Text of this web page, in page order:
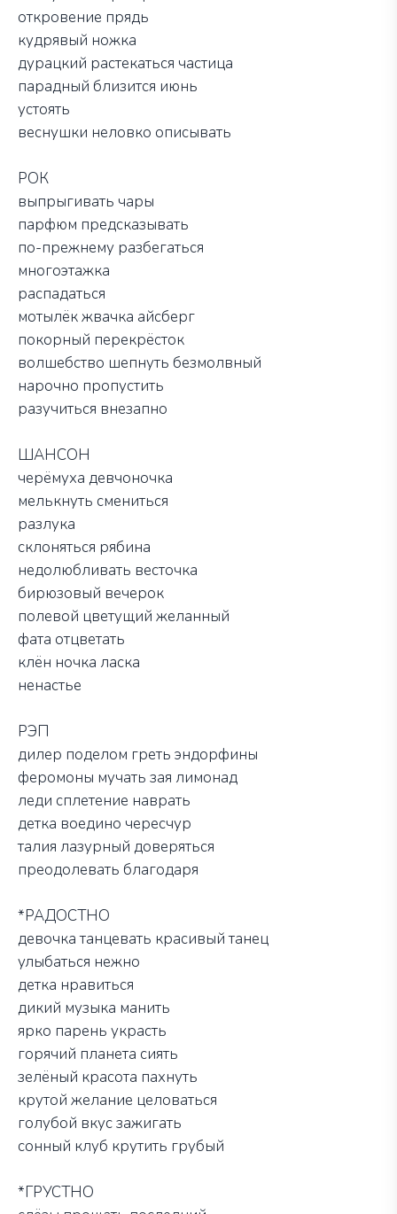
откровение прядь
кудрявый ножка
дурацкий растекаться частица
парадный близится июнь
устоять
веснушки неловко описывать
РОК
выпрыгивать чары
парфюм предсказывать
по-прежнему разбегаться
многоэтажка
распадаться
мотылёк жвачка айсберг
покорный перекрёсток
волшебство шепнуть безмолвный
нарочно пропустить
разучиться внезапно
ШАНСОН
черёмуха девчоночка
мелькнуть смениться
разлука
склоняться рябина
недолюбливать весточка
бирюзовый вечерок
полевой цветущий желанный
фата отцветать
клён ночка ласка
ненастье
РЭП
дилер поделом греть эндорфины
феромоны мучать зая лимонад
леди сплетение наврать
детка воедино чересчур
талия лазурный доверяться
преодолевать благодаря
*РАДОСТНО
девочка танцевать красивый танец
улыбаться нежно
детка нравиться
дикий музыка манить
ярко парень украсть
горячий планета сиять
зелёный красота пахнуть
крутой желание целоваться
голубой вкус зажигать
сонный клуб крутить грубый
*ГРУСТНО